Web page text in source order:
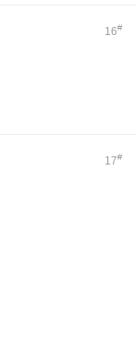
16#
17#